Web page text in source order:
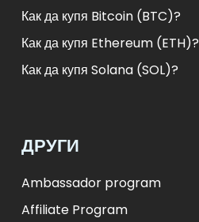
Как да купя Bitcoin (BTC)?
Как да купя Ethereum (ETH)?
Как да купя Solana (SOL)?
ДРУГИ
Ambassador program
Affiliate Program